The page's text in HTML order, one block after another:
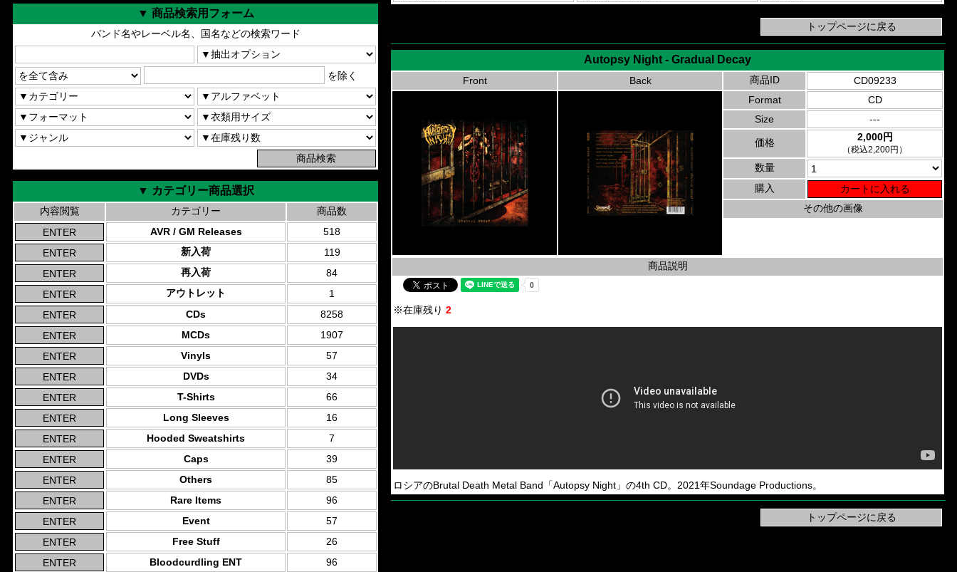
▼ 商品検索用フォーム
バンド名やレーベル名、国名などの検索ワード
を除く
▼ カテゴリー商品選択
内容閲覧 カテゴリー
商品数
AVR / GM Releases
518
新入荷
119
再入荷
84
アウトレット
1
CDs
8258
MCDs
1907
Vinyls
57
DVDs
34
T-Shirts
66
Long Sleeves
16
Hooded Sweatshirts
7
Caps
39
Others
85
Rare Items
96
Event
57
Free Stuff
26
Bloodcurdling ENT
96
Autopsy Night - Gradual Decay
Front Back 商品ID
CD09233
Format
CD
Size
---
価格 2,000円
（税込2,200円）
数量
購入
その他の画像
商品説明
※在庫残り 2
ロシアのBrutal Death Metal Band「Autopsy Night」の4th CD。2021年Soundage Productions。